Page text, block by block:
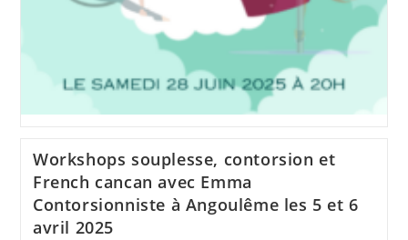
Workshops souplesse, contorsion et
French cancan avec Emma
Contorsionniste à Angoulême les 5 et 6
avril 2025